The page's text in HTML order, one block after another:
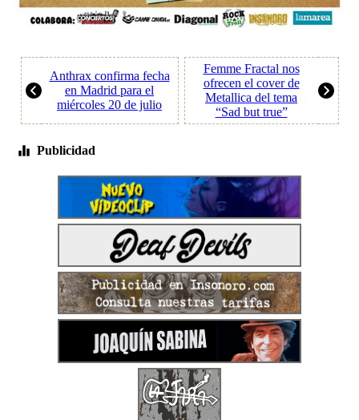
Anthrax confirma fecha
en Madrid para el
miércoles 20 de julio
Femme Fractal nos
ofrecen el cover de
Metallica del tema
“Sad but true”
Publicidad